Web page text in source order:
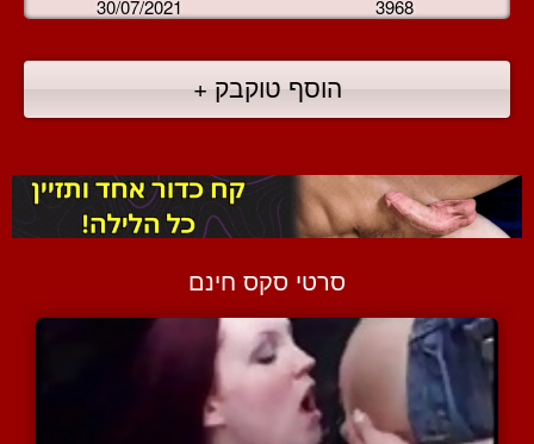
30/07/2021 3968
הוסף טוקבק +
סרטי סקס חינם